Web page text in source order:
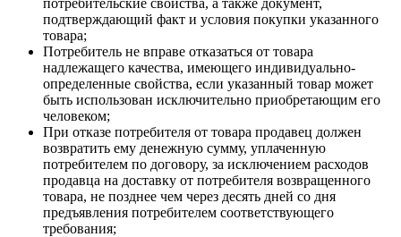
подтверждающий факт и условия покупки указанного
товара;
Потребитель не вправе отказаться от товара
надлежащего качества, имеющего индивидуально-
определенные свойства, если указанный товар может
быть использован исключительно приобретающим его
человеком;
При отказе потребителя от товара продавец должен
возвратить ему денежную сумму, уплаченную
потребителем по договору, за исключением расходов
продавца на доставку от потребителя возвращенного
товара, не позднее чем через десять дней со дня
предъявления потребителем соответствующего
требования;